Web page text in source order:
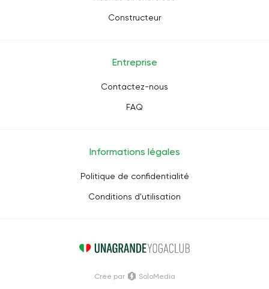
Constructeur
Entreprise
Contactez-nous
FAQ
Informations légales
Politique de confidentialité
Conditions d'utilisation
Créé par SoloMedia